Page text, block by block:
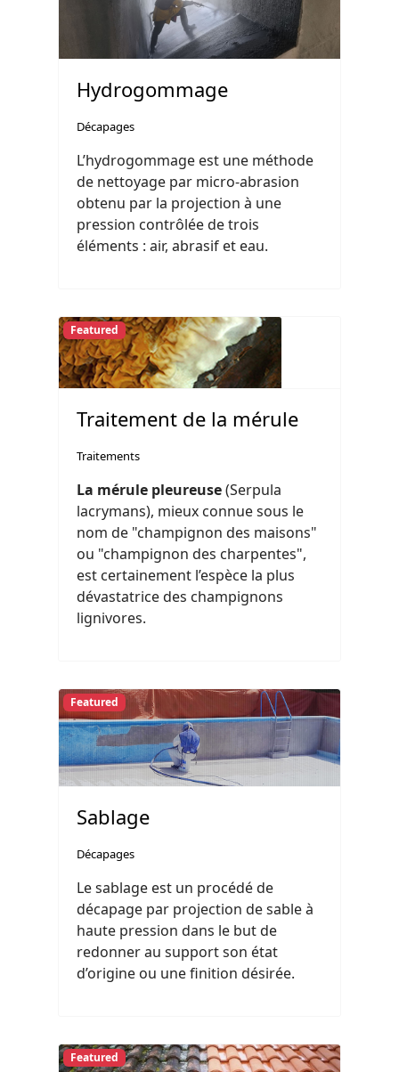
Hydrogommage
Décapages
L’hydrogommage est une méthode
de nettoyage par micro-abrasion
obtenu par la projection à une
pression contrôlée de trois
éléments : air, abrasif et eau.
Featured
Traitement de la mérule
Traitements
La mérule pleureuse(Serpula
lacrymans), mieux connue sous le
nom de "champignon des maisons"
ou "champignon des charpentes",
est certainement l’espèce la plus
dévastatrice des champignons
lignivores.
Featured
Sablage
Décapages
Le sablage est un procédé de
décapage par projection de sable à
haute pression dans le but de
redonner au support son état
d’origine ou une finition désirée.
Featured